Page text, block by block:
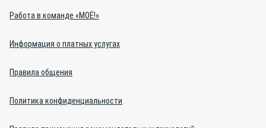
Работа в команде «МОЁ!»
Информация о платных услугах
Правила общения
Политика конфиденциальности